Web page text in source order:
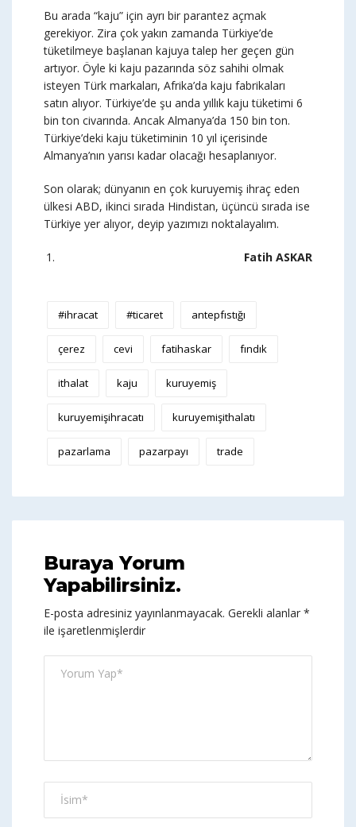
Bu arada “kaju” için ayrı bir parantez açmak
gerekiyor. Zira çok yakın zamanda Türkiye’de
tüketilmeye başlanan kajuya talep her geçen gün
artıyor. Öyle ki kaju pazarında söz sahihi olmak
isteyen Türk markaları, Afrika’da kaju fabrikaları
satın alıyor. Türkiye’de şu anda yıllık kaju tüketimi 6
bin ton civarında. Ancak Almanya’da 150 bin ton.
Türkiye’deki kaju tüketiminin 10 yıl içerisinde
Almanya’nın yarısı kadar olacağı hesaplanıyor.
Son olarak; dünyanın en çok kuruyemiş ihraç eden
ülkesi ABD, ikinci sırada Hindistan, üçüncü sırada ise
Türkiye yer alıyor, deyip yazımızı noktalayalım.
Fatih ASKAR
#ihracat #ticaret antepfıstığı
çerez cevi fatihaskar fındık
ithalat kaju kuruyemiş
kuruyemişihracatı kuruyemişithalatı
pazarlama pazarpayı trade
Buraya Yorum
Yapabilirsiniz.
E-posta adresiniz yayınlanmayacak. Gerekli alanlar *
ile işaretlenmişlerdir